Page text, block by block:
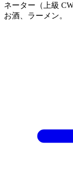
ネーター（上級
お酒、ラーメン。